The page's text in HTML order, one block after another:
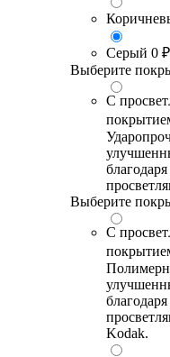
Серый 0 ₽
Выберите
С
Выберите
С
Kodak.